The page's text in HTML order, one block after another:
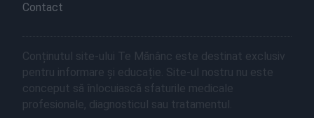
Contact
Conținutul site-ului Te Mănânc este destinat exclusiv
pentru informare și educație. Site-ul nostru nu este
conceput să înlocuiască sfaturile medicale
profesionale, diagnosticul sau tratamentul.